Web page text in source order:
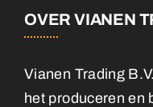
OVER VIANEN
Vianen Trading
het produceren en